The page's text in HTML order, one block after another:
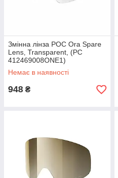
Змінна лінза POC Ora Spare
Lens, Transparent, (PC
412469008ONE1)
Немає в наявності
948 ₴